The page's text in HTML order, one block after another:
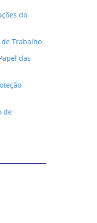
do
de Trabalho
das
de